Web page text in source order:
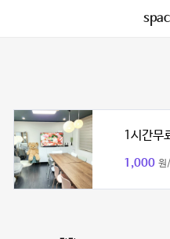
1시간무
1,000 원